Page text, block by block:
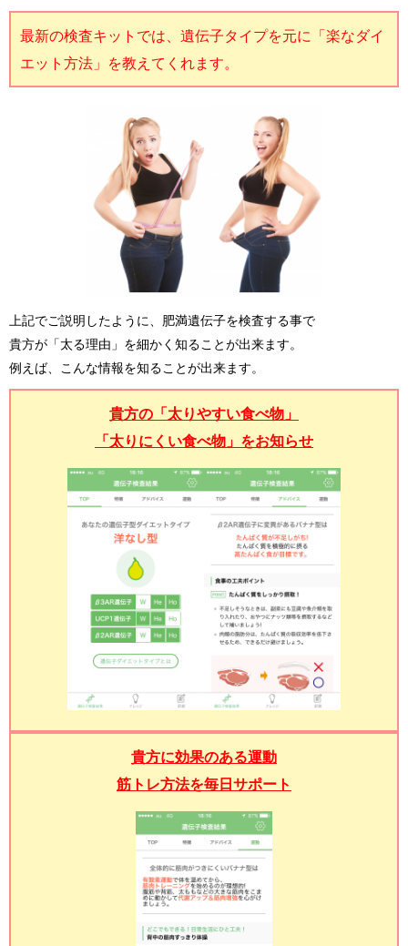
最新の検査キットでは、遺伝子タイプを元に「楽なダイ
エット方法」を教えてくれます。
上記でご説明したように、肥満遺伝子を検査する事で
貴方が「太る理由」を細かく知ることが出来ます。
例えば、こんな情報を知ることが出来ます。
貴方の「太りやすい食べ物」
「太りにくい食べ物」をお知らせ
貴方に効果のある運動
筋トレ方法を毎日サポート